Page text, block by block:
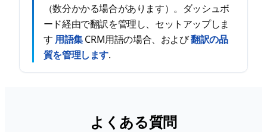
（数分かかる場合があります）。ダッシュボ
ード経由で翻訳を管理し、セットアップしま
す 用語集CRM用語の場合、および翻訳の品
質を管理します.
よくある質問